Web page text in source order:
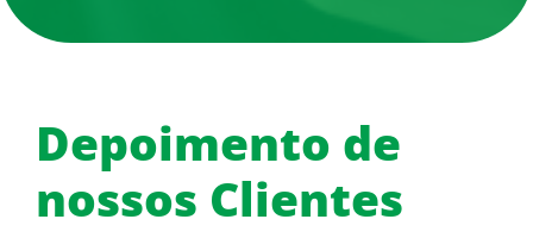
Depoimento de
nossos Clientes